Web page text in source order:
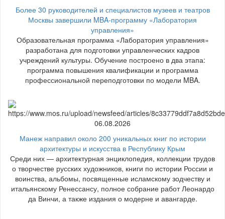
Более 30 руководителей и специалистов музеев и театров
Москвы завершили MBA-программу «Лаборатория
управления»
Образовательная программа «Лаборатория управления»
разработана для подготовки управленческих кадров
учреждений культуры. Обучение построено в два этапа:
программа повышения квалификации и программа
профессиональной переподготовки по модели MBA.
06.08.2026
Манеж направил около 200 уникальных книг по истории
архитектуры и искусства в Республику Крым
Среди них — архитектурная энциклопедия, коллекции трудов
о творчестве русских художников, книги по истории России и
воинства, альбомы, посвященные исламскому зодчеству и
итальянскому Ренессансу, полное собрание работ Леонардо
да Винчи, а также издания о модерне и авангарде.